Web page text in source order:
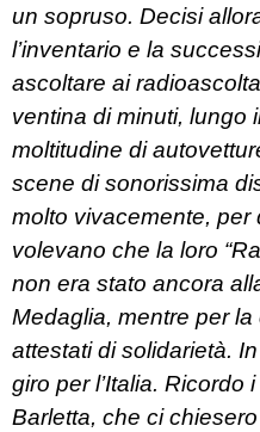
un sopruso. Decisi
l’inventario e la
ascoltare ai
ventina di minuti, lungo
moltitudine di
scene di sonorissima
molto vivacemente,
volevano che la loro
non era stato ancora
Medaglia, mentre per
attestati di solidarietà.
giro per l’Italia.
Barletta, che ci